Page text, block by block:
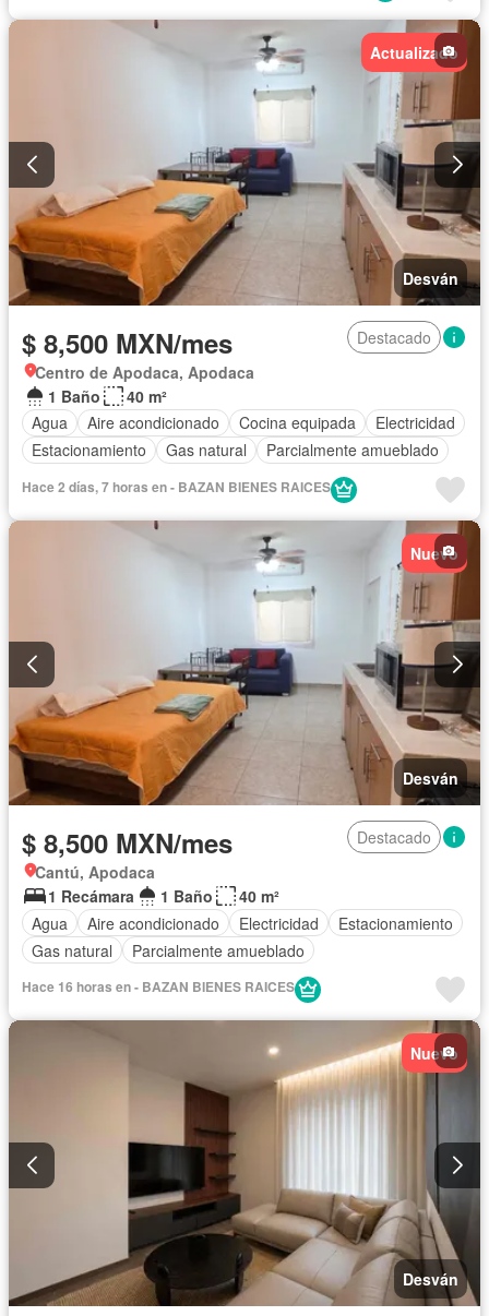
Actualizado
Desván
$ 8,500 MXN/mes
Destacado
Centro de Apodaca, Apodaca
1 Baño
40 m²
Agua
Aire acondicionado Cocina equipada
Electricidad
Estacionamiento
Gas natural Parcialmente amueblado
Hace 2 días, 7 horas en - BAZAN BIENES RAICES
Nuevo
Desván
$ 8,500 MXN/mes
Destacado
Cantú, Apodaca
1 Recámara
1 Baño
40 m²
Agua
Aire acondicionado Electricidad
Estacionamiento
Gas natural
Parcialmente amueblado
Hace 16 horas en - BAZAN BIENES RAICES
Nuevo
Desván